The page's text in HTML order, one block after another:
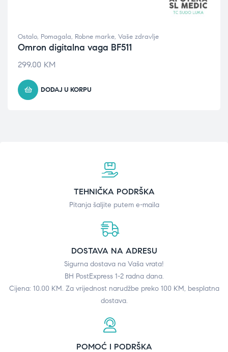
Ostalo, Pomagala, Robne marke, Vaše zdravlje
Omron digitalna vaga BF511
299.00 KM
DODAJ U KORPU
TEHNIČKA PODRŠKA
Pitanja šaljite putem e-maila
DOSTAVA NA ADRESU
Sigurna dostava na Vaša vrata!
BH PostExpress 1-2 radna dana.
Cijena: 10.00 KM. Za vrijednost narudžbe preko 100 KM, besplatna
dostava.
POMOĆ I PODRŠKA